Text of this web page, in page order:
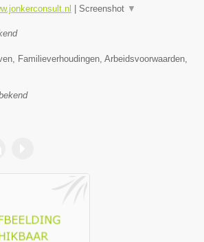
Screenshot ▼
Familieverhoudingen, Arbeidsvoorwaarden,